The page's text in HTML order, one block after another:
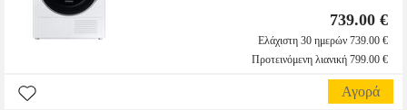
739.00 €
Ελάχιστη 30 ημερών 739.00 €
Προτεινόμενη λιανική 799.00 €
Αγορά